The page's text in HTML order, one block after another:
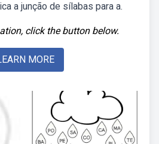
a junção de sílabas para a.
click the button below.
MORE